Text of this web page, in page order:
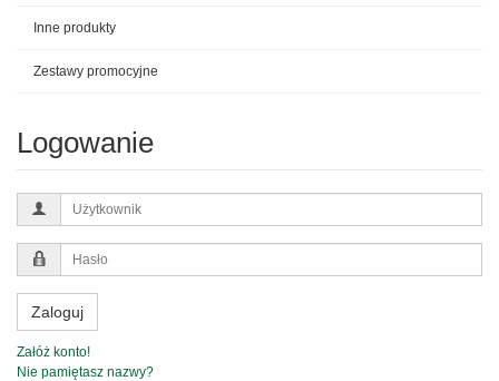
Inne produkty
Zestawy promocyjne
Logowanie
Użytkownik
Hasło
Zaloguj
Załóż konto!
Nie pamiętasz nazwy?